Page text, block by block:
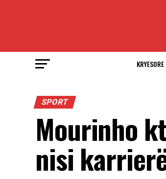
KRYESORE
SPORT
Mourinho
nisi